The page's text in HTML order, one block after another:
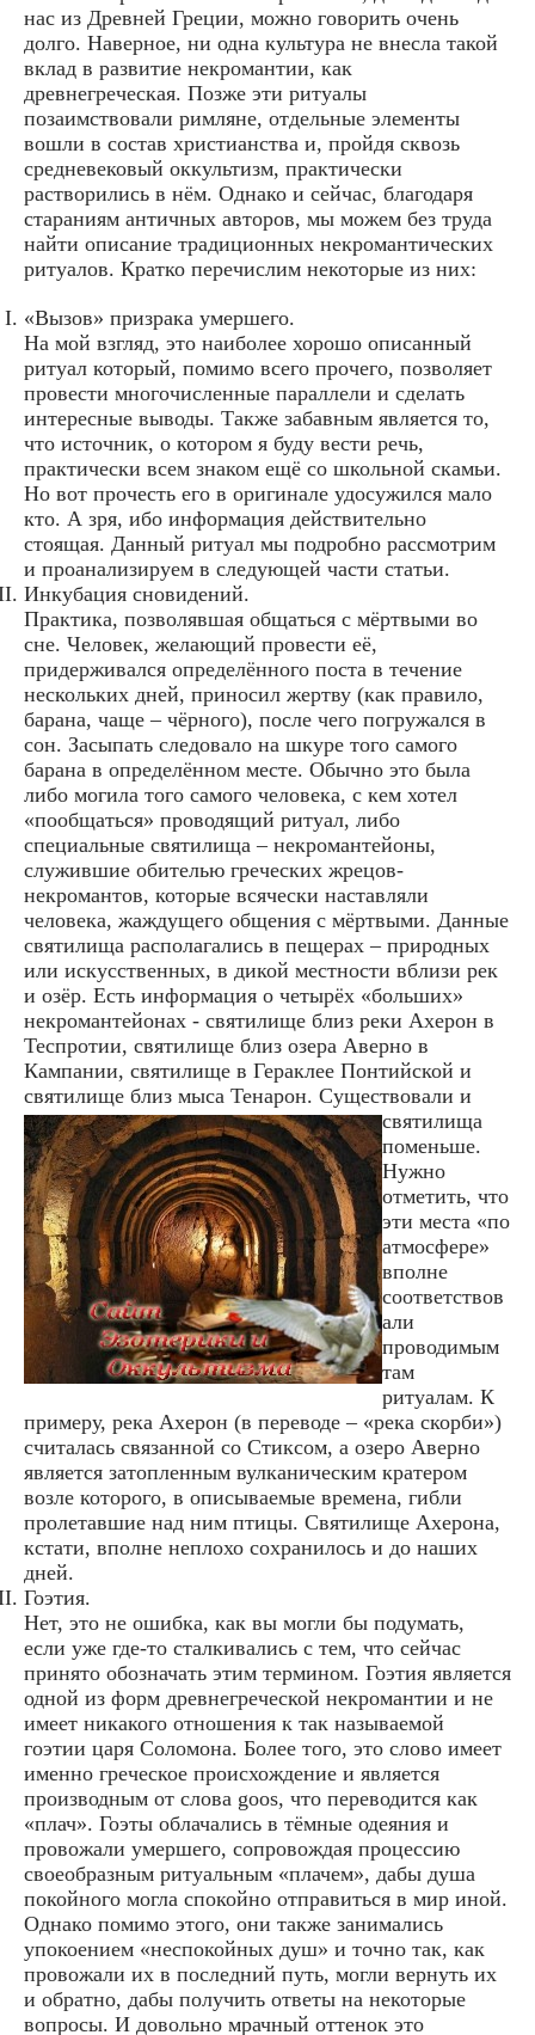
нас из Древней Греции, можно говорить очень
долго. Наверное, ни одна культура не внесла такой
вклад в развитие некромантии, как
древнегреческая. Позже эти ритуалы
позаимствовали римляне, отдельные элементы
вошли в состав христианства и, пройдя сквозь
средневековый оккультизм, практически
растворились в нём. Однако и сейчас, благодаря
стараниям античных авторов, мы можем без труда
найти описание традиционных некромантических
ритуалов. Кратко перечислим некоторые из них:
«Вызов» призрака умершего.
На мой взгляд, это наиболее хорошо описанный
ритуал который, помимо всего прочего, позволяет
провести многочисленные параллели и сделать
интересные выводы. Также забавным является то,
что источник, о котором я буду вести речь,
практически всем знаком ещё со школьной скамьи.
Но вот прочесть его в оригинале удосужился мало
кто. А зря, ибо информация действительно
стоящая. Данный ритуал мы подробно рассмотрим
и проанализируем в следующей части статьи.
Инкубация сновидений.
Практика, позволявшая общаться с мёртвыми во
сне. Человек, желающий провести её,
придерживался определённого поста в течение
нескольких дней, приносил жертву (как правило,
барана, чаще – чёрного), после чего погружался в
сон. Засыпать следовало на шкуре того самого
барана в определённом месте. Обычно это была
либо могила того самого человека, с кем хотел
«пообщаться» проводящий ритуал, либо
специальные святилища – некромантейоны,
служившие обителью греческих жрецов-
некромантов, которые всячески наставляли
человека, жаждущего общения с мёртвыми. Данные
святилища располагались в пещерах – природных
или искусственных, в дикой местности вблизи рек
и озёр. Есть информация о четырёх «больших»
некромантейонах - святилище близ реки Ахерон в
Теспротии, святилище близ озера Аверно в
Кампании, святилище в Гераклее Понтийской и
святилище близ мыса Тенарон. Существовали и
святилища
поменьше.
Нужно
отметить, что
эти места «по
атмосфере»
вполне
соответствов
али
проводимым
там
ритуалам. К
примеру, река Ахерон (в переводе – «река скорби»)
считалась связанной со Стиксом, а озеро Аверно
является затопленным вулканическим кратером
возле которого, в описываемые времена, гибли
пролетавшие над ним птицы. Святилище Ахерона,
кстати, вполне неплохо сохранилось и до наших
дней.
Гоэтия.
Нет, это не ошибка, как вы могли бы подумать,
если уже где-то сталкивались с тем, что сейчас
принято обозначать этим термином. Гоэтия является
одной из форм древнегреческой некромантии и не
имеет никакого отношения к так называемой
гоэтии царя Соломона. Более того, это слово имеет
именно греческое происхождение и является
производным от слова goos, что переводится как
«плач». Гоэты облачались в тёмные одеяния и
провожали умершего, сопровождая процессию
своеобразным ритуальным «плачем», дабы душа
покойного могла спокойно отправиться в мир иной.
Однако помимо этого, они также занимались
упокоением «неспокойных душ» и точно так, как
провожали их в последний путь, могли вернуть их
и обратно, дабы получить ответы на некоторые
вопросы. И довольно мрачный оттенок это